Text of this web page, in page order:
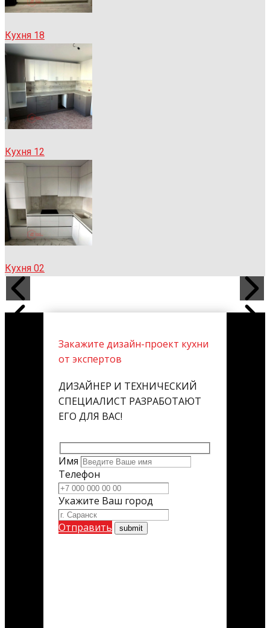
Кухня 18
Кухня 12
Кухня 02
Закажите дизайн-проект кухни
от экспертов
ДИЗАЙНЕР И ТЕХНИЧЕСКИЙ
СПЕЦИАЛИСТ РАЗРАБОТАЮТ
ЕГО ДЛЯ ВАС!
Имя
Телефон
Укажите Ваш город
Отправить